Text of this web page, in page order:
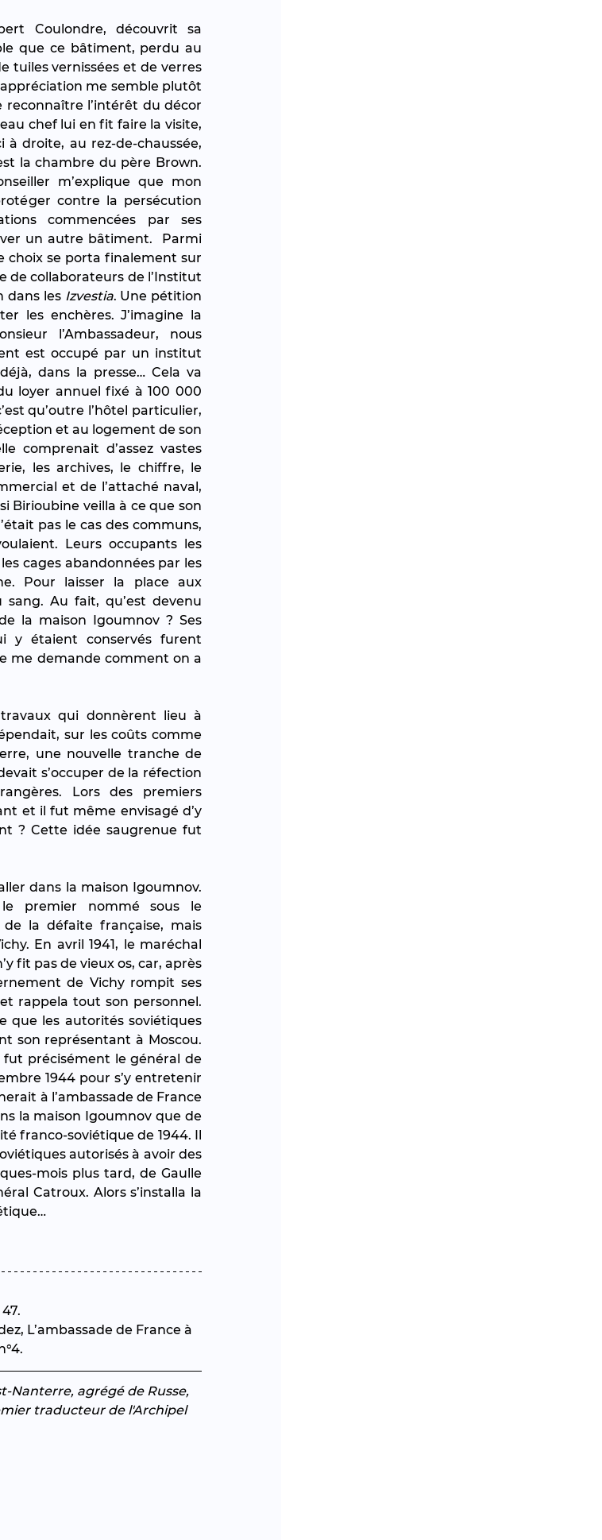
Coulondre, découvrit sa
que ce bâtiment, perdu au
tuiles vernissées et de verres
me semble plutôt
l’intérêt du décor
chef lui en fit faire la visite,
à droite, au rez-de-chaussée,
la chambre du père Brown.
m’explique que mon
contre la persécution
commencées par ses
un autre bâtiment.  Parmi
choix se porta finalement sur
de collaborateurs de l’Institut
dans les Izvestia. Une pétition
les enchères. J’imagine la
l’Ambassadeur, nous
est occupé par un institut
dans la presse… Cela va
loyer annuel fixé à 100 000
qu’outre l’hôtel particulier,
et au logement de son
comprenait d’assez vastes
les archives, le chiffre, le
et de l’attaché naval,
Birioubine veilla à ce que son
pas le cas des communs,
Leurs occupants les
cages abandonnées par les
Pour laisser la place aux
Au fait, qu’est devenu
la maison Igoumnov ? Ses
y étaient conservés furent
me demande comment on a
qui donnèrent lieu à
sur les coûts comme
une nouvelle tranche de
s’occuper de la réfection
Lors des premiers
et il fut même envisagé d’y
? Cette idée saugrenue fut
dans la maison Igoumnov.
premier nommé sous le
la défaite française, mais
En avril 1941, le maréchal
fit pas de vieux os, car, après
de Vichy rompit ses
rappela tout son personnel.
que les autorités soviétiques
son représentant à Moscou.
précisément le général de
1944 pour s’y entretenir
à l’ambassade de France
la maison Igoumnov que de
franco-soviétique de 1944. Il
autorisés à avoir des
mois plus tard, de Gaulle
Catroux. Alors s’installa la
L’ambassade de France à
Nanterre, agrégé de Russe,
traducteur de l'Archipel